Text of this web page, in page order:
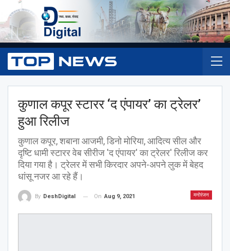
कुणाल कपूर स्टारर ‘द एंपायर’ का ट्रेलर’
हुआ रिलीज
कुणाल कपूर, शबाना आजमी, डिनो मोरिया, आदित्य सील और
दृष्टि धामी स्टारर वेब सीरीज 'द एंपायर' का ट्रेलर' रिलीज कर
दिया गया है। ट्रेलर में सभी किरदार अपने-अपने लुक में बेहद
धांसू नजर आ रहे हैं।
मनोरंजन
By DeshDigital On Aug 9, 2021